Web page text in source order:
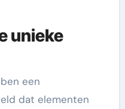
unieke
een
dat elementen